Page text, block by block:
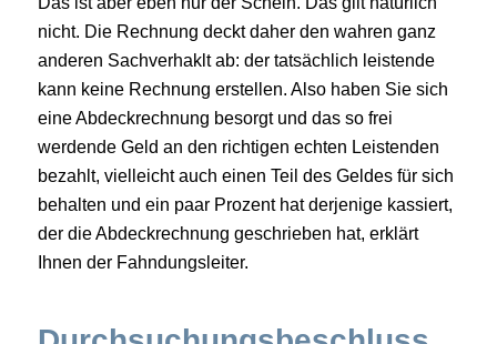
nicht. Die Rechnung deckt daher den wahren ganz
anderen Sachverhaklt ab: der tatsächlich leistende
kann keine Rechnung erstellen. Also haben Sie sich
eine Abdeckrechnung besorgt und das so frei
werdende Geld an den richtigen echten Leistenden
bezahlt, vielleicht auch einen Teil des Geldes für sich
behalten und ein paar Prozent hat derjenige kassiert,
der die Abdeckrechnung geschrieben hat, erklärt
Ihnen der Fahndungsleiter.